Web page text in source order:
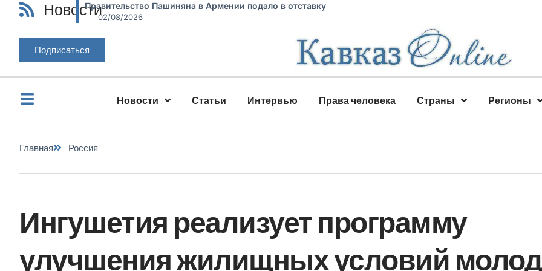
НовостиПравительство Пашиняна в Армении подало в отставку
02/08/2026
Подписаться
Новости Статьи Интервью Права человека Страны Регионы
Главная Россия
Ингушетия реализует программу
улучшения жилищных условий